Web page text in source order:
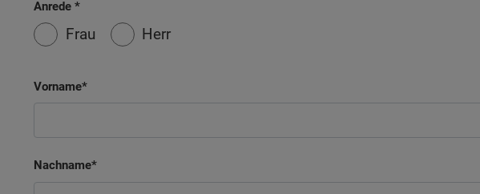
Anrede
Frau Herr
Vorname
Nachname